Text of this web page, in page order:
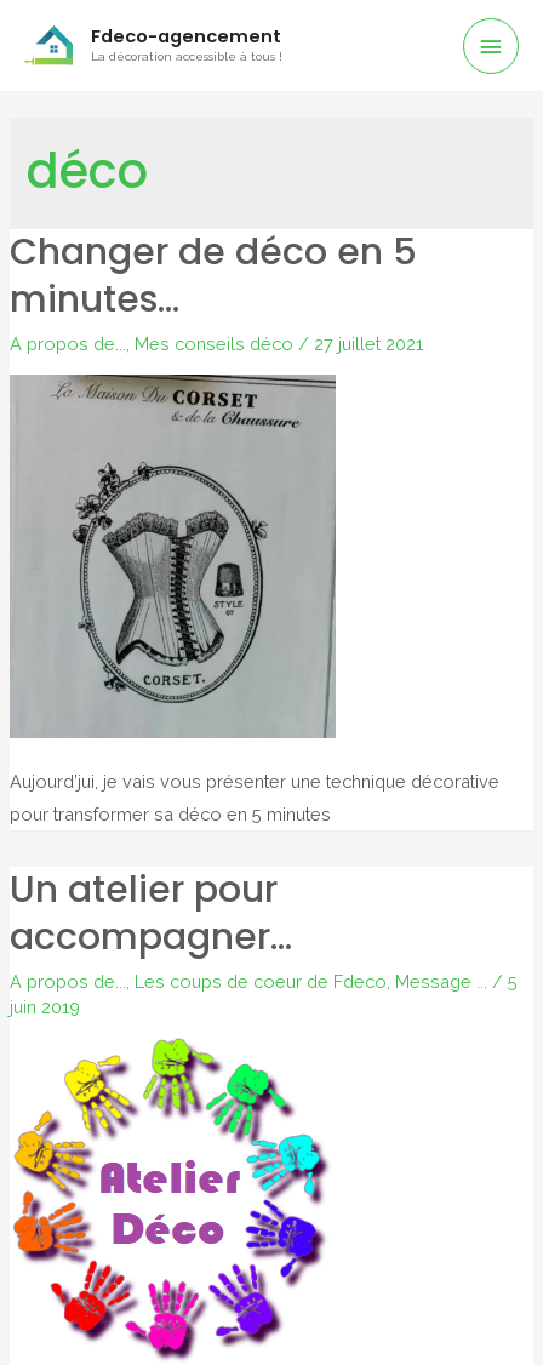
Fdeco-agencement
La décoration accessible à tous !
déco
Changer de déco en 5
minutes…
A propos de... Mes conseils déco / 27 juillet 2021
Aujourd’jui, je vais vous présenter une technique décorative
pour transformer sa déco en 5 minutes
Un atelier pour
accompagner…
A propos de... Les coups de coeur de Fdeco Message ... / 5
juin 2019